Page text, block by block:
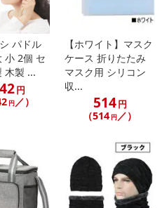
できません。
ただき、お届けする商品セット
し込みください。
ル（成分など含む）等により、
ドなど、お届け商品と多少異な
地表示制度]の経過措置期間の終
国・原材料の表記が旧表記の場
申込みください。なお、本理由
パドル
小 2個 セ
木製 ...
円
円／）
【ホワイト】マスク
ケース 折りたたみ
マスク用 シリコン
収...
514円
（514 円／）